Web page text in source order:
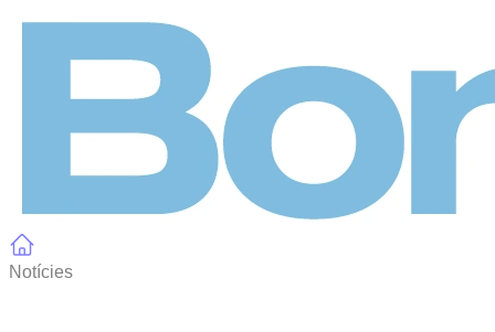
Notícies